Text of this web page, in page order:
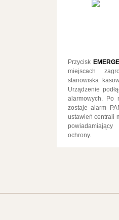
Przycisk
miejscach
stanowiska
Urządzenie
alarmowych. Po
zostaje alarm
ustawień centrali
ochrony.